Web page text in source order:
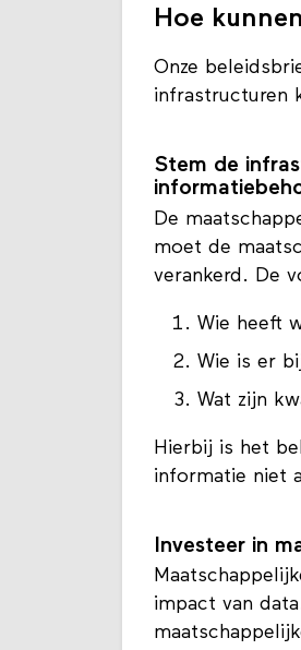
Hoe
Onze
infrastructuren
Stem de
De
moet de
verankerd. De
Wie heeft
Wie is er
Wat zijn
Hierbij is het
informatie niet
Investeer in
impact van